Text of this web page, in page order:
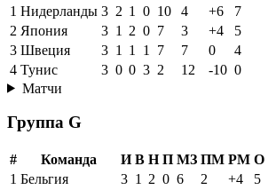
1 Нидерланды 3 2 1 0 10 4 +6
7
2 Япония 3 1 2 0 7 3 +4
5
3 Швеция 3 1 1 1 7 7 0
4
4 Тунис 3 0 0 3 2 12 -10 0
Матчи
Группа G
# Команда И В Н П МЗ ПМ РМ О
1 Бельгия 3 1 2 0 6 2 +4
5